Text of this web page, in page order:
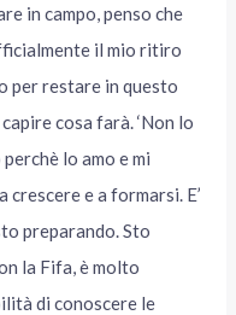
in campo, penso che
il mio ritiro
per restare in questo
cosa farà. ‘Non lo
lo amo e mi
e a formarsi. E’
preparando. Sto
la Fifa, è molto
di conoscere le